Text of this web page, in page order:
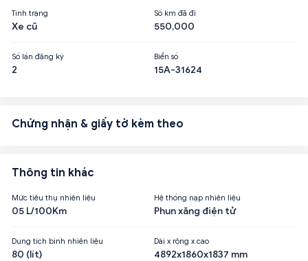
Tình trạng
Xe cũ
Số km đã đi
550,000
Số lần đăng ký
2
Biển số
15A-31624
Chứng nhận & giấy tờ kèm theo
Thông tin khác
Mức tiêu thụ nhiên liệu
05 L/100Km
Hệ thống nạp nhiên liệu
Phun xăng điện tử
Dung tích bình nhiên liệu
80 (lít)
Dài x rộng x cao
4892x1860x1837 mm